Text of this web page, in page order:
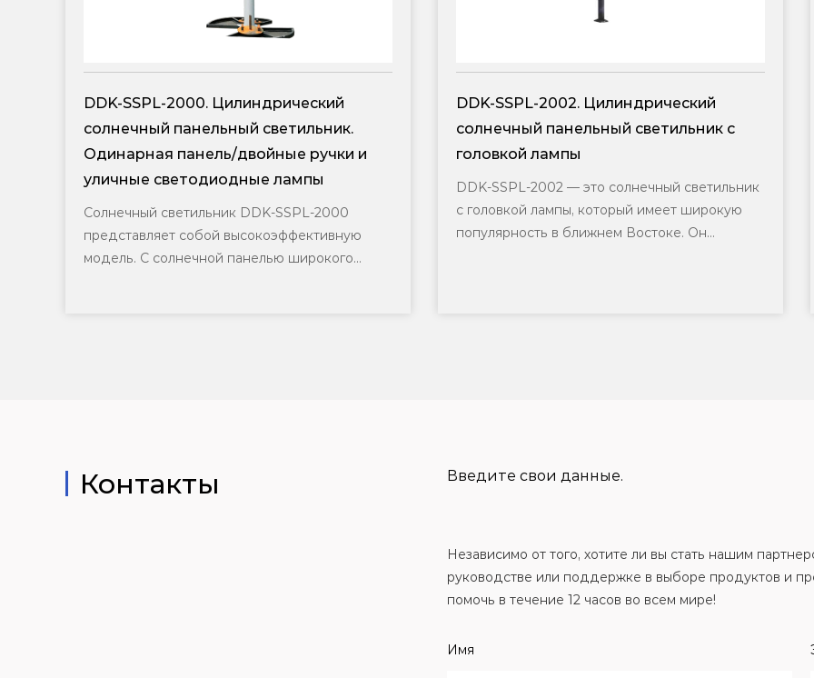
ручки и
DDK-SSPL-2002. Цилиндрический
солнечный панельный светильник с
головкой лампы
DDK-SSPL-2002 — это солнечный светильник
с головкой лампы, который имеет широкую
популярность в ближнем Востоке. Он
оснащен изогнутыми солнечными пане...
Гибкая солнечная панель 140 Вт:
элегантное и универсальное
для освещения улиц и парков
Гибкие солнечные панели мощностью
представляют собой эффективное
для возобновляемых потребностей в
Контакты Введите свои данные.
Независимо от того, хотите ли вы стать нашим
руководстве или поддержке в выборе продуктов и
помочь в течение 12 часов во всем мире!
Имя